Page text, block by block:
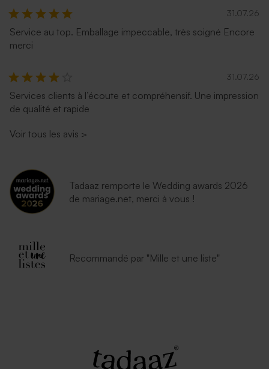
31.07.26
Service au top. Emballage impeccable, très soigné Encore
merci
31.07.26
Services clients à l’écoute et compréhensif. Une impression
de qualité et rapide
Voir tous les avis >
Tadaaz remporte le Wedding awards 2026
de mariage.net, merci à vous !
Recommandé par "Mille et une liste"